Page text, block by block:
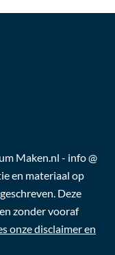
Maken.nl - info @
en materiaal op
Deze
zonder vooraf
onze disclaimer en